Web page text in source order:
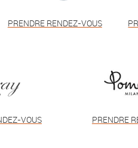
PRENDRE RENDEZ-VOUS
VOUS PRENDRE